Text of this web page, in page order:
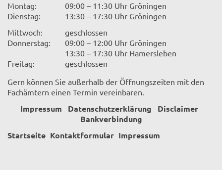
Montag:
09:00 – 11:30 Uhr Gröningen
Dienstag:
13:30 – 17:30 Uhr Gröningen
Mittwoch:
geschlossen
Donnerstag:
09:00 – 12:00 Uhr Gröningen
13:30 – 17:30 Uhr Hamersleben
Freitag:
geschlossen
Gern können Sie außerhalb der Öffnungszeiten mit den
Fachämtern einen Termin vereinbaren.
Impressum Datenschutzerklärung
Disclaimer
Bankverbindung
Startseite Kontaktformular Impressum